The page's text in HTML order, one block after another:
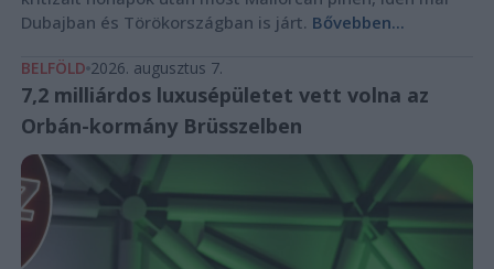
Dubajban és Törökországban is járt. Bővebben...
BELFÖLD 2026. augusztus 7.
7,2 milliárdos luxusépületet vett volna az
Orbán-kormány Brüsszelben